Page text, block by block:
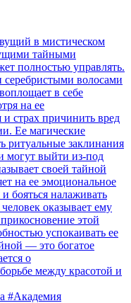
в мистическом
тайными
полностью управлять.
волосами
в себе
на ее
страх причинить вред
Ее магические
ритуальные заклинания
могут выйти из-под
своей тайной
на ее эмоциональное
и бояться налаживать
оказывает ему
этой
успокаивать ее
— это богатое
о
между красотой и
#Академия